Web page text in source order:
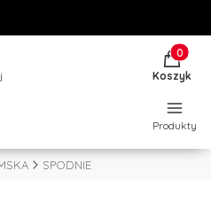
wyszukiwarkę
Koszyk
Produkty
SPODNIE